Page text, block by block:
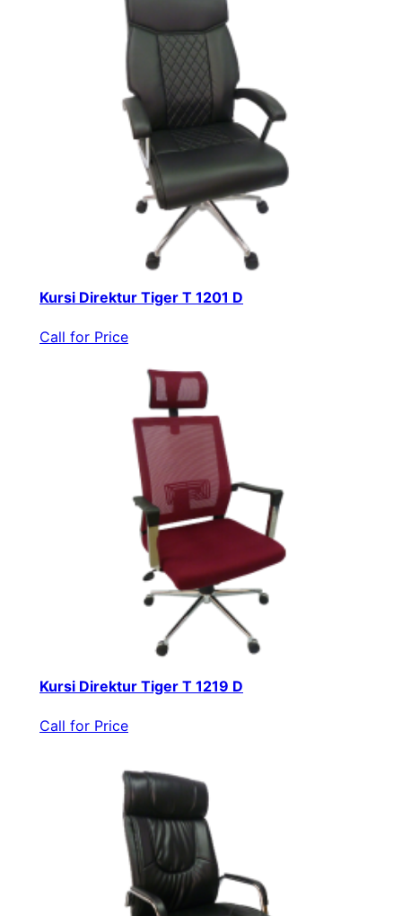
Kursi Direktur Tiger T 1201 D
Call for Price
Kursi Direktur Tiger T 1219 D
Call for Price